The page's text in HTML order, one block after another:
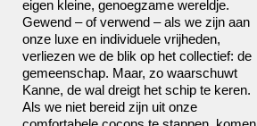
eigen kleine, genoegzame wereldje.
Gewend – of verwend – als we zijn aan
onze luxe en individuele vrijheden,
verliezen we de blik op het collectief: de
gemeenschap. Maar, zo waarschuwt
Kanne, de wal dreigt het schip te keren.
Als we niet bereid zijn uit onze